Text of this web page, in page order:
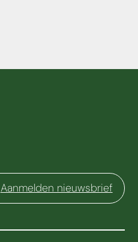
Aanmelden nieuwsbrief